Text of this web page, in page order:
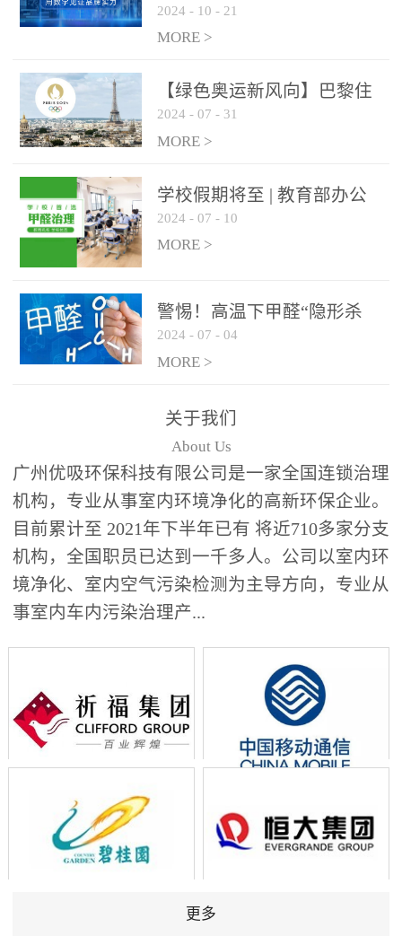
业，尽显除醛品牌实力！
2024 - 10 - 21
MORE >
【绿色奥运新风向】巴黎住
宿风波：优吸环保共建健康
绿色家居
2024 - 07 - 31
MORE >
学校假期将至 | 教育部办公
厅关于加强学校新建校舍室
内空气质量管理通知
2024 - 07 - 10
MORE >
警惕！高温下甲醛“隐形杀
手”来袭，你的家安全吗？
2024 - 07 - 04
MORE >
关于我们
About Us
广州优吸环保科技有限公司是一家全国连锁治理
机构，专业从事室内环境净化的高新环保企业。
目前累计至 2021年下半年已有 将近710多家分支
机构，全国职员已达到一千多人。公司以室内环
境净化、室内空气污染检测为主导方向，专业从
事室内车内污染治理产...
更多